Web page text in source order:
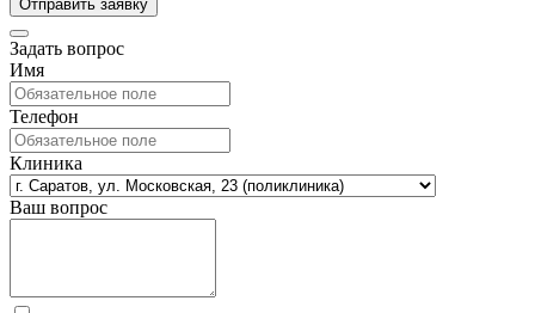
Задать вопрос
Имя
Телефон
Клиника
Ваш вопрос